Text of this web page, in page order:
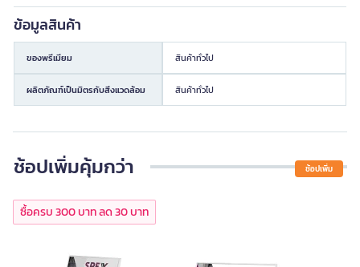
ข้อมูลสินค้า
ของพรีเมียม สินค้าทั่วไป
ผลิตภัณฑ์เป็นมิตรกับสิ่งแวดล้อม สินค้าทั่วไป
ช้อปเพิ่มคุ้มกว่า ช้อปเพิ่ม
ซื้อครบ 300 บาท ลด 30 บาท